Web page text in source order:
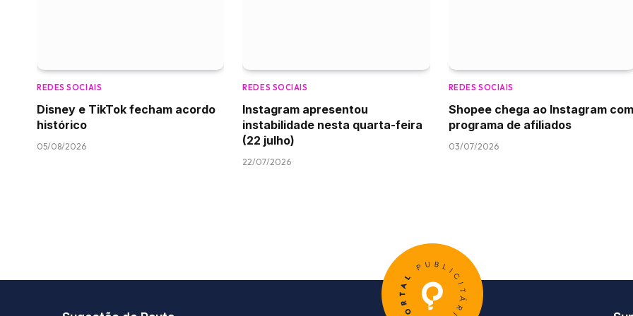
REDES SOCIAIS
Disney e TikTok fecham acordo
histórico
05/08/2026
REDES SOCIAIS
Instagram apresentou
instabilidade nesta quarta-feira
(22 julho)
22/07/2026
REDES SOCIAIS
Shopee chega ao Instagram com
programa de afiliados
03/07/2026